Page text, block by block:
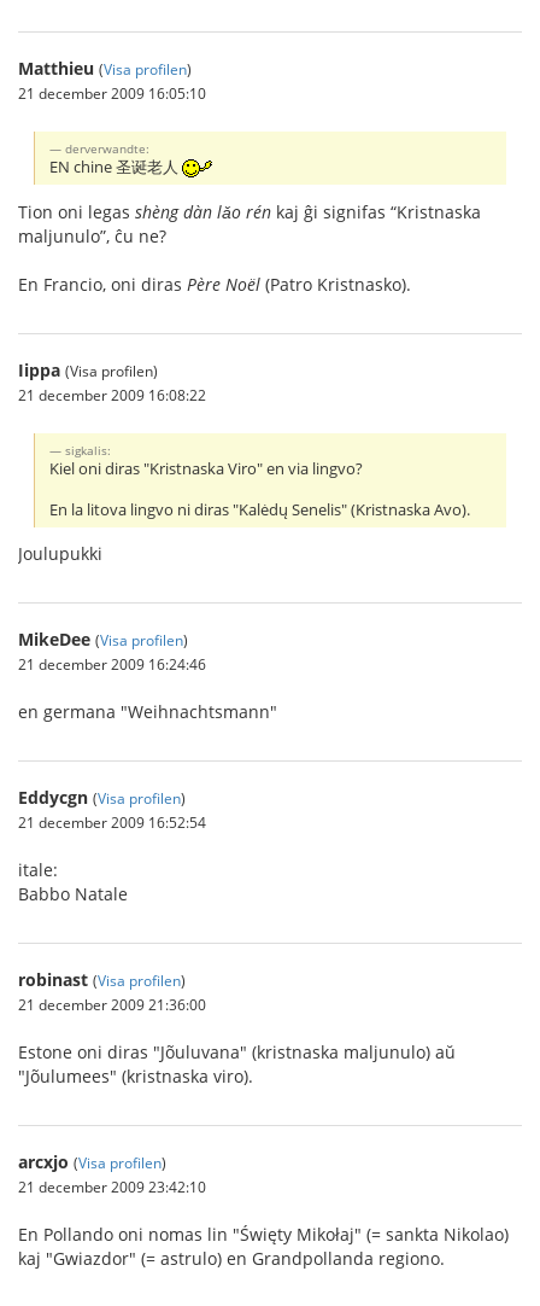
Matthieu (Visa profilen)
21 december 2009 16:05:10
derverwandte:
EN chine 圣诞老人
Tion oni legas shèng dàn lǎo rén kaj ĝi signifas “Kristnaska
maljunulo”, ĉu ne?
En Francio, oni diras Père Noël (Patro Kristnasko).
Iippa (Visa profilen)
21 december 2009 16:08:22
sigkalis:
Kiel oni diras "Kristnaska Viro" en via lingvo?
En la litova lingvo ni diras "Kalėdų Senelis" (Kristnaska Avo).
Joulupukki
MikeDee (Visa profilen)
21 december 2009 16:24:46
en germana "Weihnachtsmann"
Eddycgn (Visa profilen)
21 december 2009 16:52:54
itale:
Babbo Natale
robinast (Visa profilen)
21 december 2009 21:36:00
Estone oni diras "Jõuluvana" (kristnaska maljunulo) aŭ
"Jõulumees" (kristnaska viro).
arcxjo (Visa profilen)
21 december 2009 23:42:10
En Pollando oni nomas lin "Święty Mikołaj" (= sankta Nikolao)
kaj "Gwiazdor" (= astrulo) en Grandpollanda regiono.